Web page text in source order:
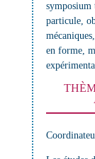
particule,
en forme,